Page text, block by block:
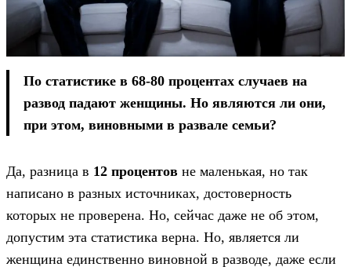
По статистике в 68-80 процентах случаев на
развод падают женщины. Но являются ли они,
при этом, виновными в развале семьи?
Да, разница в 12 процентов не маленькая, но так
написано в разных источниках, достоверность
которых не проверена. Но, сейчас даже не об этом,
допустим эта статистика верна. Но, является ли
женщина единственно виновной в разводе, даже если